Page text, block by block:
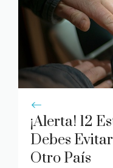
¡Alerta! 12
Debes
Otro País